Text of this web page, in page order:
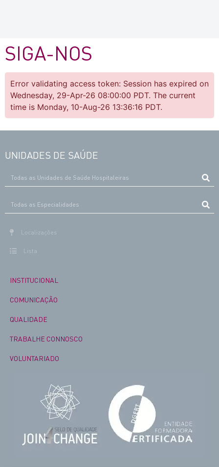
SIGA-NOS
Error validating access token: Session has expired on
Wednesday, 29-Apr-26 08:00:00 PDT. The current
time is Monday, 10-Aug-26 13:36:16 PDT.
UNIDADES DE SAÚDE
Localizações
Lista
INSTITUCIONAL
COMUNICAÇÃO
QUALIDADE
TRABALHE CONNOSCO
VOLUNTARIADO